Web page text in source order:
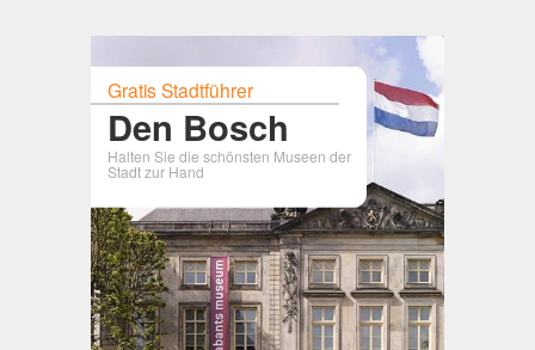
Gratis Stadtführer
Den Bosch
Halten Sie die schönsten Museen der
Stadt zur Hand